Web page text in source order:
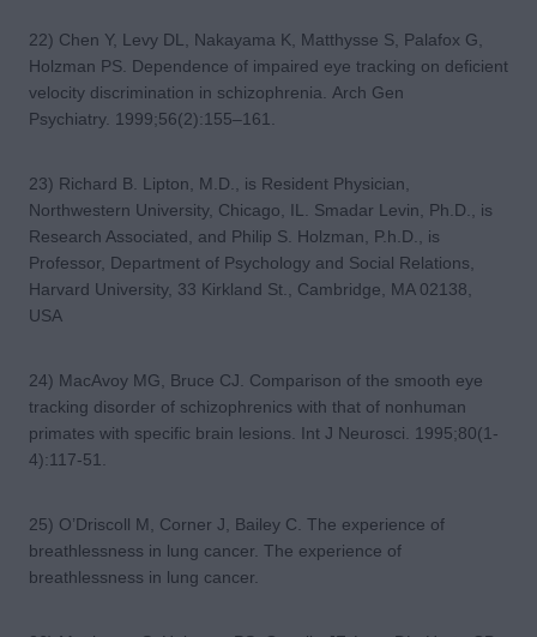
22) Chen Y, Levy DL, Nakayama K, Matthysse S, Palafox G,
Holzman PS. Dependence of impaired eye tracking on deficient
velocity discrimination in schizophrenia. Arch Gen
Psychiatry. 1999;56(2):155–161.
23) Richard B. Lipton, M.D., is Resident Physician,
Northwestern University, Chicago, IL. Smadar Levin, Ph.D., is
Research Associated, and Philip S. Holzman, P.h.D., is
Professor, Department of Psychology and Social Relations,
Harvard University, 33 Kirkland St., Cambridge, MA 02138,
USA
24) MacAvoy MG, Bruce CJ. Comparison of the smooth eye
tracking disorder of schizophrenics with that of nonhuman
primates with specific brain lesions. Int J Neurosci. 1995;80(1-
4):117-51.
25) O’Driscoll M, Corner J, Bailey C. The experience of
breathlessness in lung cancer. The experience of
breathlessness in lung cancer.